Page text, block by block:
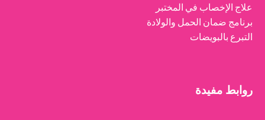
علاج الإخصاب في المختبر
برنامج ضمان الحمل والولادة
التبرع بالبويضات
روابط مفيدة